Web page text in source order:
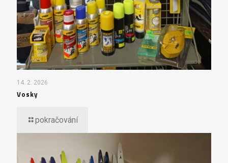
14. 2. 2026
Vosky
pokračování